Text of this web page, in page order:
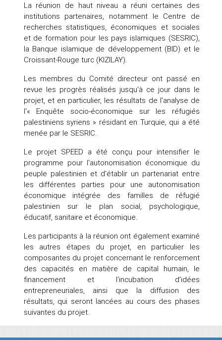
La réunion de haut niveau a réuni certaines des
institutions partenaires, notamment le Centre de
recherches statistiques, économiques et sociales
et de formation pour les pays islamiques (SESRIC),
la Banque islamique de développement (BID) et le
Croissant-Rouge turc (KIZILAY).
Les membres du Comité directeur ont passé en
revue les progrès réalisés jusqu'à ce jour dans le
projet, et en particulier, les résultats de l'analyse de
l'« Enquête socio-économique sur les réfugiés
palestiniens syriens » résidant en Turquie, qui a été
menée par le SESRIC.
Le projet SPEED a été conçu pour intensifier le
programme pour l'autonomisation économique du
peuple palestinien et d’établir un partenariat entre
les différentes parties pour une autonomisation
économique intégrée des familles de réfugié
palestinien sur le plan social, psychologique,
éducatif, sanitaire et économique.
Les participants à la réunion ont également examiné
les autres étapes du projet, en particulier les
composantes du projet concernant le renforcement
des capacités en matière de capital humain, le
financement et l'incubation d'idées
entrepreneuriales, ainsi que la diffusion des
résultats, qui seront lancées au cours des phases
suivantes du projet.